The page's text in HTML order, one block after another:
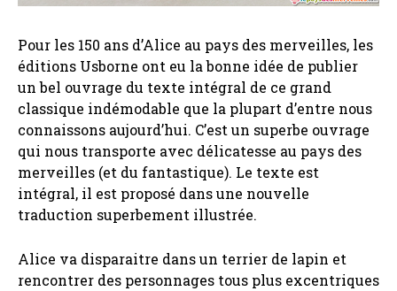
Pour les 150 ans d’Alice au pays des merveilles, les
éditions Usborne ont eu la bonne idée de publier
un bel ouvrage du texte intégral de ce grand
classique indémodable que la plupart d’entre nous
connaissons aujourd’hui. C’est un superbe ouvrage
qui nous transporte avec délicatesse au pays des
merveilles (et du fantastique). Le texte est
intégral, il est proposé dans une nouvelle
traduction superbement illustrée.
Alice va disparaitre dans un terrier de lapin et
rencontrer des personnages tous plus excentriques